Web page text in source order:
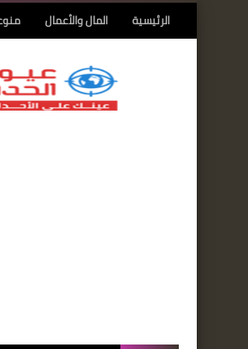
الرئيسية المال والأعمال